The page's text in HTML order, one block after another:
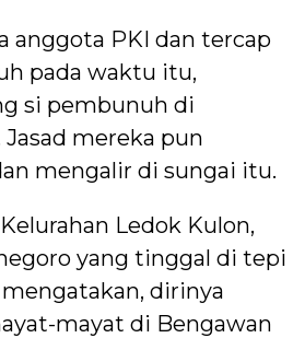
anggota PKI dan tercap
pada waktu itu,
si pembunuh di
Jasad mereka pun
mengalir di sungai itu.
Ledok Kulon,
yang tinggal di tepi
dirinya
mayat di Bengawan